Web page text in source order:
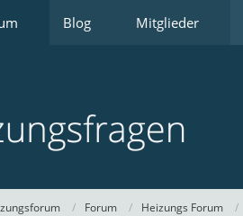
Blog Mitglieder
Forum Heizungs Forum